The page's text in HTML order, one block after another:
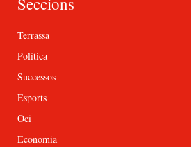
Terrassa
Política
Successos
Esports
Oci
Economia